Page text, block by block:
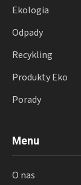
Ekologia
Odpady
Recykling
Produkty Eko
Porady
Menu
O nas